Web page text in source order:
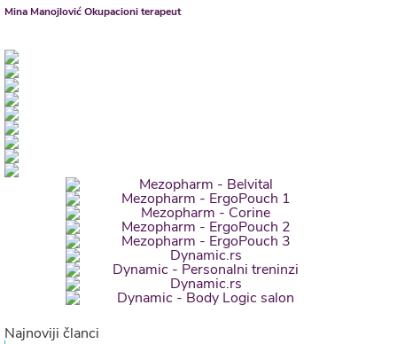
Mina Manojlović Okupacioni terapeut
Najnoviji članci